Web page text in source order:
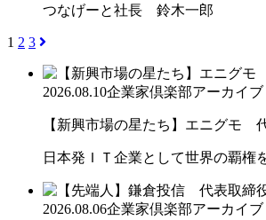
つなげーと社長 鈴木一郎
1 2 3
2026.08.10企業家倶楽部アーカイブ
【新興市場の星たち】エニグモ
日本発ＩＴ企業として世界の覇権
2026.08.06企業家倶楽部アーカイブ